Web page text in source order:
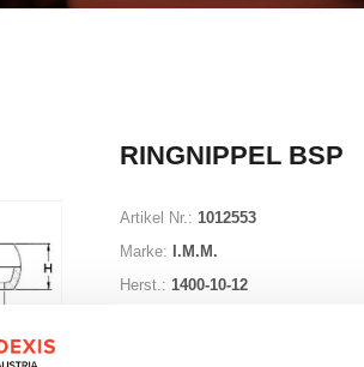
RINGNIPPEL BSP
Artikel Nr.: 1012553
Marke: I.M.M.
Herst.: 1400-10-12